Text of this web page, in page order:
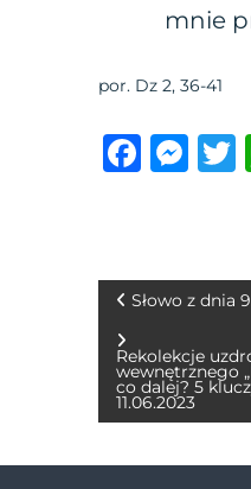
mnie
por. Dz 2, 36-41
F
b
o
o
k
M
n
g
er
r
N
a
w
i
Słowo z dnia
Rekolekcje
wewnętrznego
co dalej? 5
11.06.2023